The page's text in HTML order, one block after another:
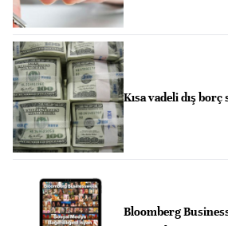
Kısa vadeli dış
Bloomberg